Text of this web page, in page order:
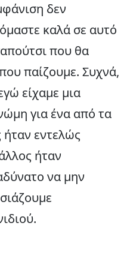
δεν
καλά σε αυτό
που θα
παίζουμε. Συχνά,
είχαμε μια
για ένα από τα
εντελώς
ήταν
να μην